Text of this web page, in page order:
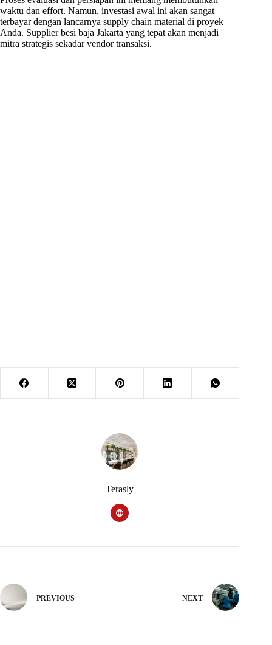
waktu dan effort. Namun, investasi awal ini akan sangat
terbayar dengan lancarnya supply chain material di proyek
Anda. Supplier besi baja Jakarta yang tepat akan menjadi
mitra strategis sekadar vendor transaksi.
Terasly
PREVIOUS NEXT